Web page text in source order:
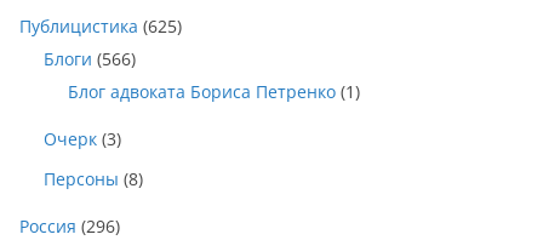
Публицистика (625)
Блоги (566)
Блог адвоката Бориса Петренко (1)
Очерк (3)
Персоны (8)
Россия (296)